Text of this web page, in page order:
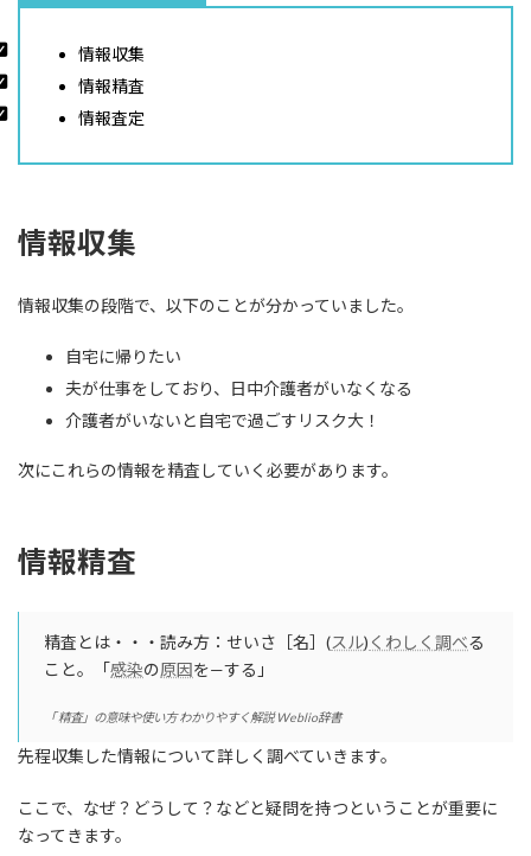
情報収集
情報精査
情報査定
情報収集
情報収集の段階で、以下のことが分かっていました。
自宅に帰りたい
夫が仕事をしており、日中介護者がいなくなる
介護者がいないと自宅で過ごすリスク大！
次にこれらの情報を精査していく必要があります。
情報精査
精査とは・・・読み方：せいさ［名］(スル) くわしく 調べる
こと。「感染の原因を—する」
「 精査」の意味や使い方 わかりやすく解説 Weblio辞書
先程収集した情報について詳しく調べていきます。
ここで、なぜ？どうして？などと疑問を持つということが重要に
なってきます。